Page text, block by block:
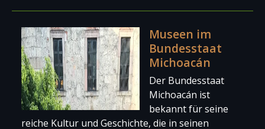
Museen im
Bundesstaat
Michoacán
Der Bundesstaat
Michoacán ist
bekannt für seine
reiche Kultur und Geschichte, die in seinen